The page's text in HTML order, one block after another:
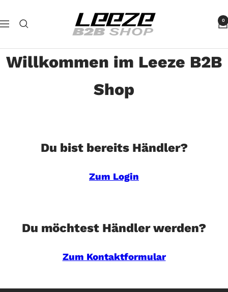
zum
Navigation
Leeze
B2B
0
Willkommen im Leeze B2B
Shop
Du bist bereits Händler?
Zum Login
Du möchtest Händler werden?
Zum Kontaktformular